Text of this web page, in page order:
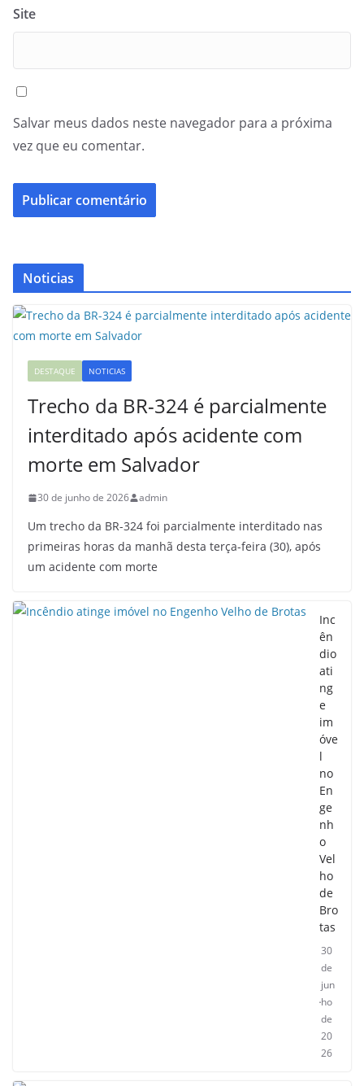
Site
Salvar meus dados neste navegador para a próxima
vez que eu comentar.
Noticias
DESTAQUE NOTICIAS
Trecho da BR-324 é parcialmente
interditado após acidente com
morte em Salvador
30 de junho de 2026 admin
Um trecho da BR-324 foi parcialmente interditado nas
primeiras horas da manhã desta terça-feira (30), após
um acidente com morte
Inc
ên
dio
ati
ng
e
im
óve
l
no
En
ge
nh
o
Vel
ho
de
Bro
tas
30
de
jun
ho
de
20
26